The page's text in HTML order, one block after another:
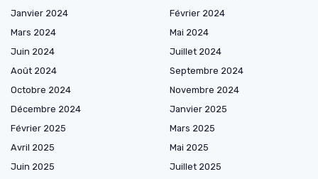
Janvier 2024
Février 2024
Mars 2024
Mai 2024
Juin 2024
Juillet 2024
Août 2024
Septembre 2024
Octobre 2024
Novembre 2024
Décembre 2024
Janvier 2025
Février 2025
Mars 2025
Avril 2025
Mai 2025
Juin 2025
Juillet 2025